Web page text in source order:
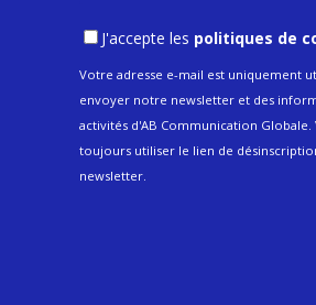
J'accepte les politiques de
Votre adresse e-mail est uniquement
envoyer notre newsletter et des
activités d'AB Communication Globale.
toujours utiliser le lien de
newsletter.